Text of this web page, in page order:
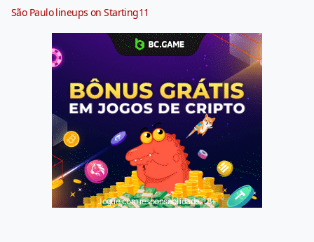
São Paulo lineups on Starting11
Jogue com responsabilidade. 18+